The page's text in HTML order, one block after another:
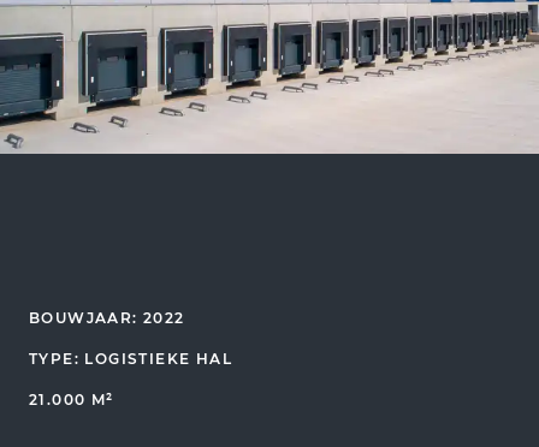
BOUWJAAR: 2022
TYPE: LOGISTIEKE HAL
21.000 M²